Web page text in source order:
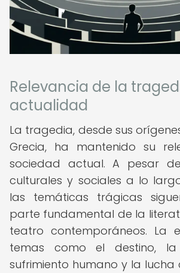
Relevancia de la
actualidad
La tragedia, desde sus
Grecia, ha mantenido su
sociedad actual. A pesar
culturales y sociales a lo
las temáticas trágicas
parte fundamental de la
teatro contemporáneos. La
temas como el destino,
sufrimiento humano y la lucha